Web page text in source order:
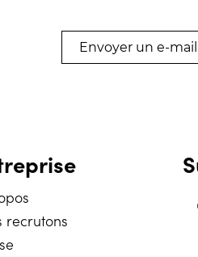
Envoyer un e-mail
recrutons